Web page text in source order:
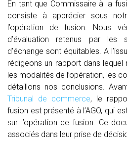
En tant que Commissaire à la
consiste à apprécier sous
l’opération de fusion. Nous
d’évaluation retenus par
d’échange sont équitables. A
rédigeons un rapport dans
les modalités de l’opération, les
détaillons nos conclusions.
Tribunal de commerce, le
fusion est présenté à l’AGO, qui
sur l’opération de fusion. Ce
associés dans leur prise de